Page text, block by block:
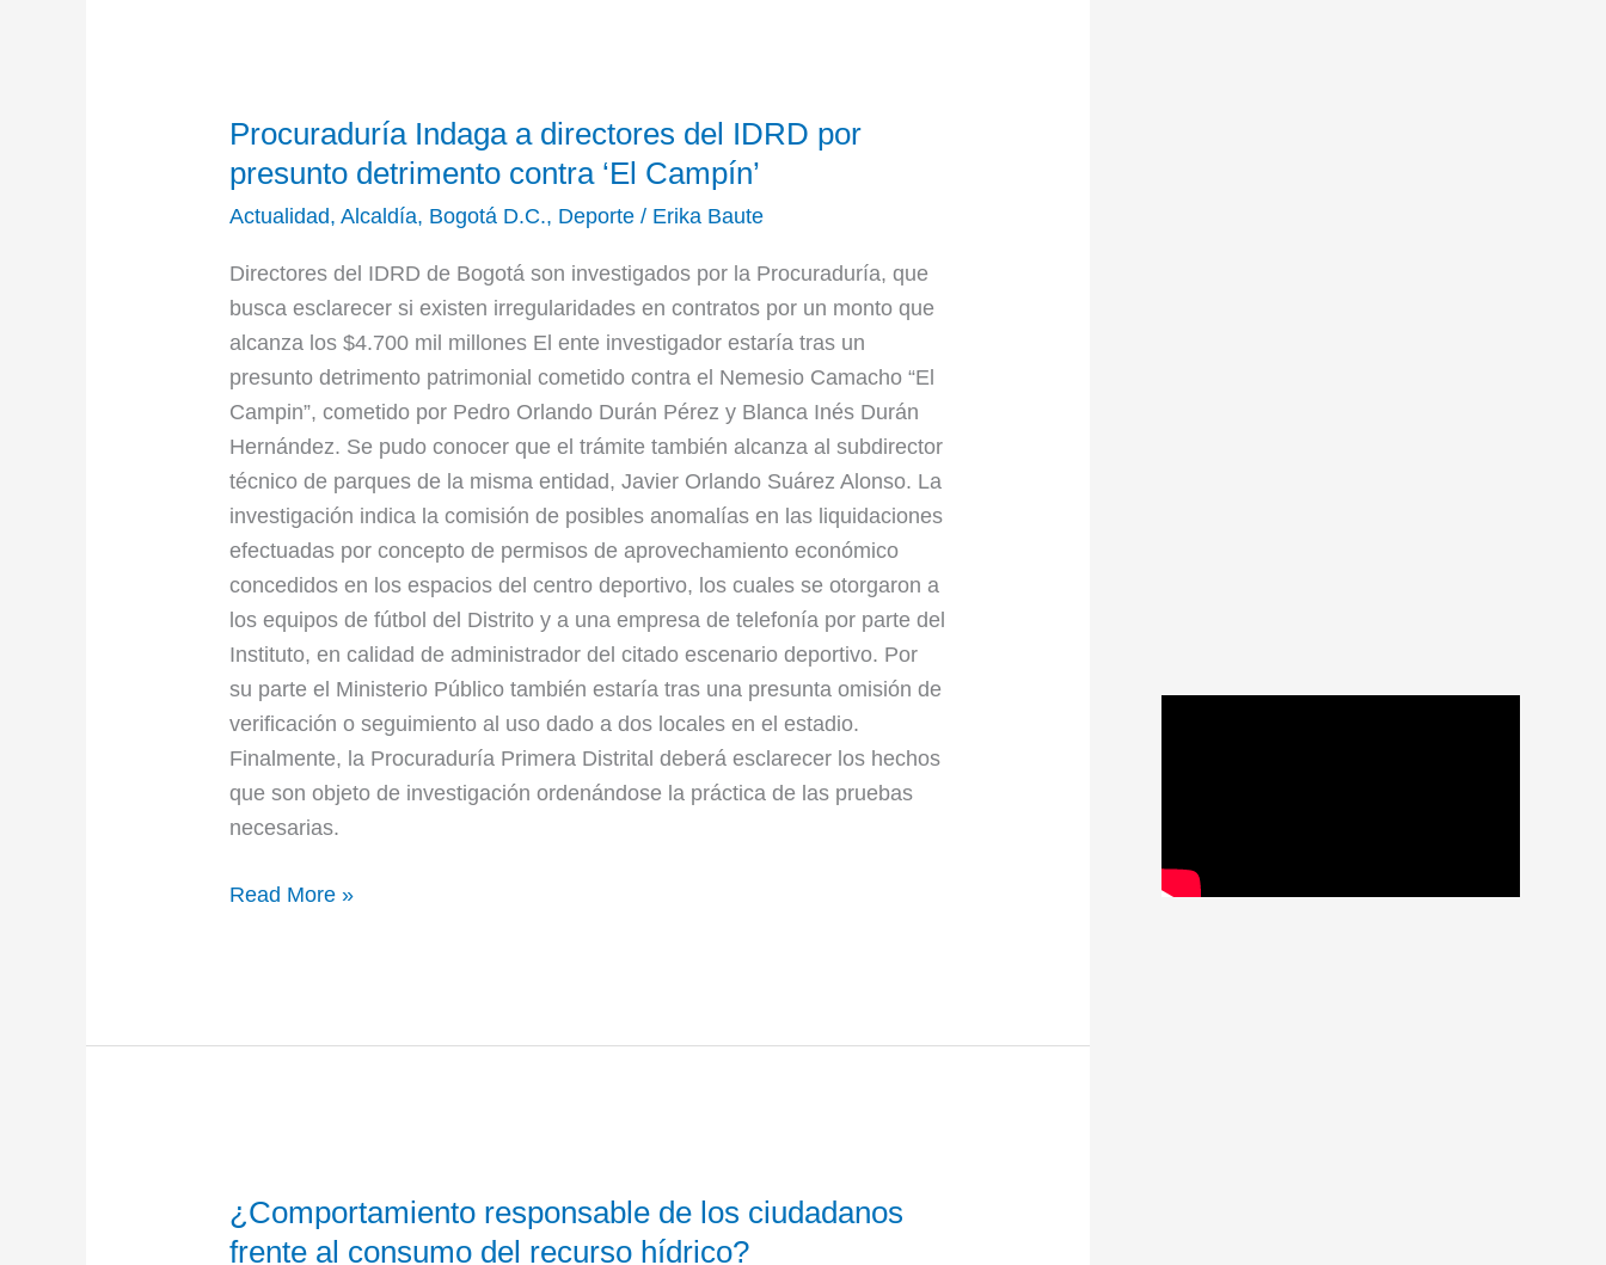
Procuraduría Indaga a directores del IDRD por
presunto detrimento contra ‘El Campín’
Actualidad,Alcaldía, Bogotá D.C., Deporte / Erika Baute
Directores del IDRD de Bogotá son investigados por la Procuraduría, que
busca esclarecer si existen irregularidades en contratos por un monto que
alcanza los $4.700 mil millones El ente investigador estaría tras un
presunto detrimento patrimonial cometido contra el Nemesio Camacho “El
Campin”, cometido por Pedro Orlando Durán Pérez y Blanca Inés Durán
Hernández. Se pudo conocer que el trámite también alcanza al subdirector
técnico de parques de la misma entidad, Javier Orlando Suárez Alonso. La
investigación indica la comisión de posibles anomalías en las liquidaciones
efectuadas por concepto de permisos de aprovechamiento económico
concedidos en los espacios del centro deportivo, los cuales se otorgaron a
los equipos de fútbol del Distrito y a una empresa de telefonía por parte del
Instituto, en calidad de administrador del citado escenario deportivo. Por
su parte el Ministerio Público también estaría tras una presunta omisión de
verificación o seguimiento al uso dado a dos locales en el estadio.
Finalmente, la Procuraduría Primera Distrital deberá esclarecer los hechos
que son objeto de investigación ordenándose la práctica de las pruebas
necesarias.
Indaga
a
directores
IDRD
por
presunto
detrimento
contra
‘El
Campín’
Read More »
¿Comportamiento responsable de los ciudadanos
frente al consumo del recurso hídrico?
responsable
de